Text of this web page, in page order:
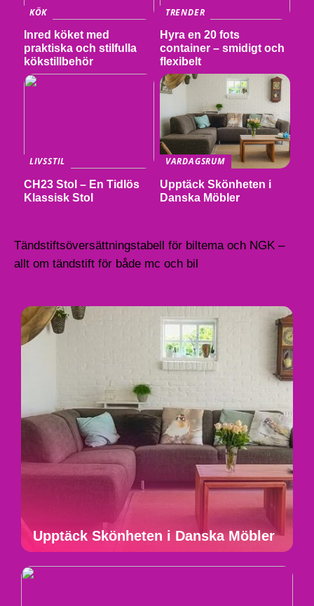
KÖK
Inred köket med
praktiska och stilfulla
kökstillbehör
TRENDER
Hyra en 20 fots
container – smidigt och
flexibelt
LIVSSTIL
CH23 Stol – En Tidlös
Klassisk Stol
VARDAGSRUM
Upptäck Skönheten i
Danska Möbler
Tändstiftsöversättningstabell för biltema och NGK –
allt om tändstift för både mc och bil
Upptäck Skönheten i Danska Möbler